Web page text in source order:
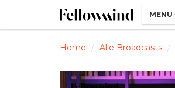
MENU
Home Alle Broadcasts